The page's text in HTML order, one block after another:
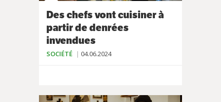
Des chefs vont cuisiner à
partir de denrées
invendues
SOCIÉTÉ 04.06.2024